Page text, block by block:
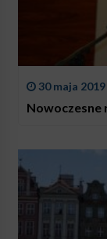
30 maja 2019
Nowoczesne